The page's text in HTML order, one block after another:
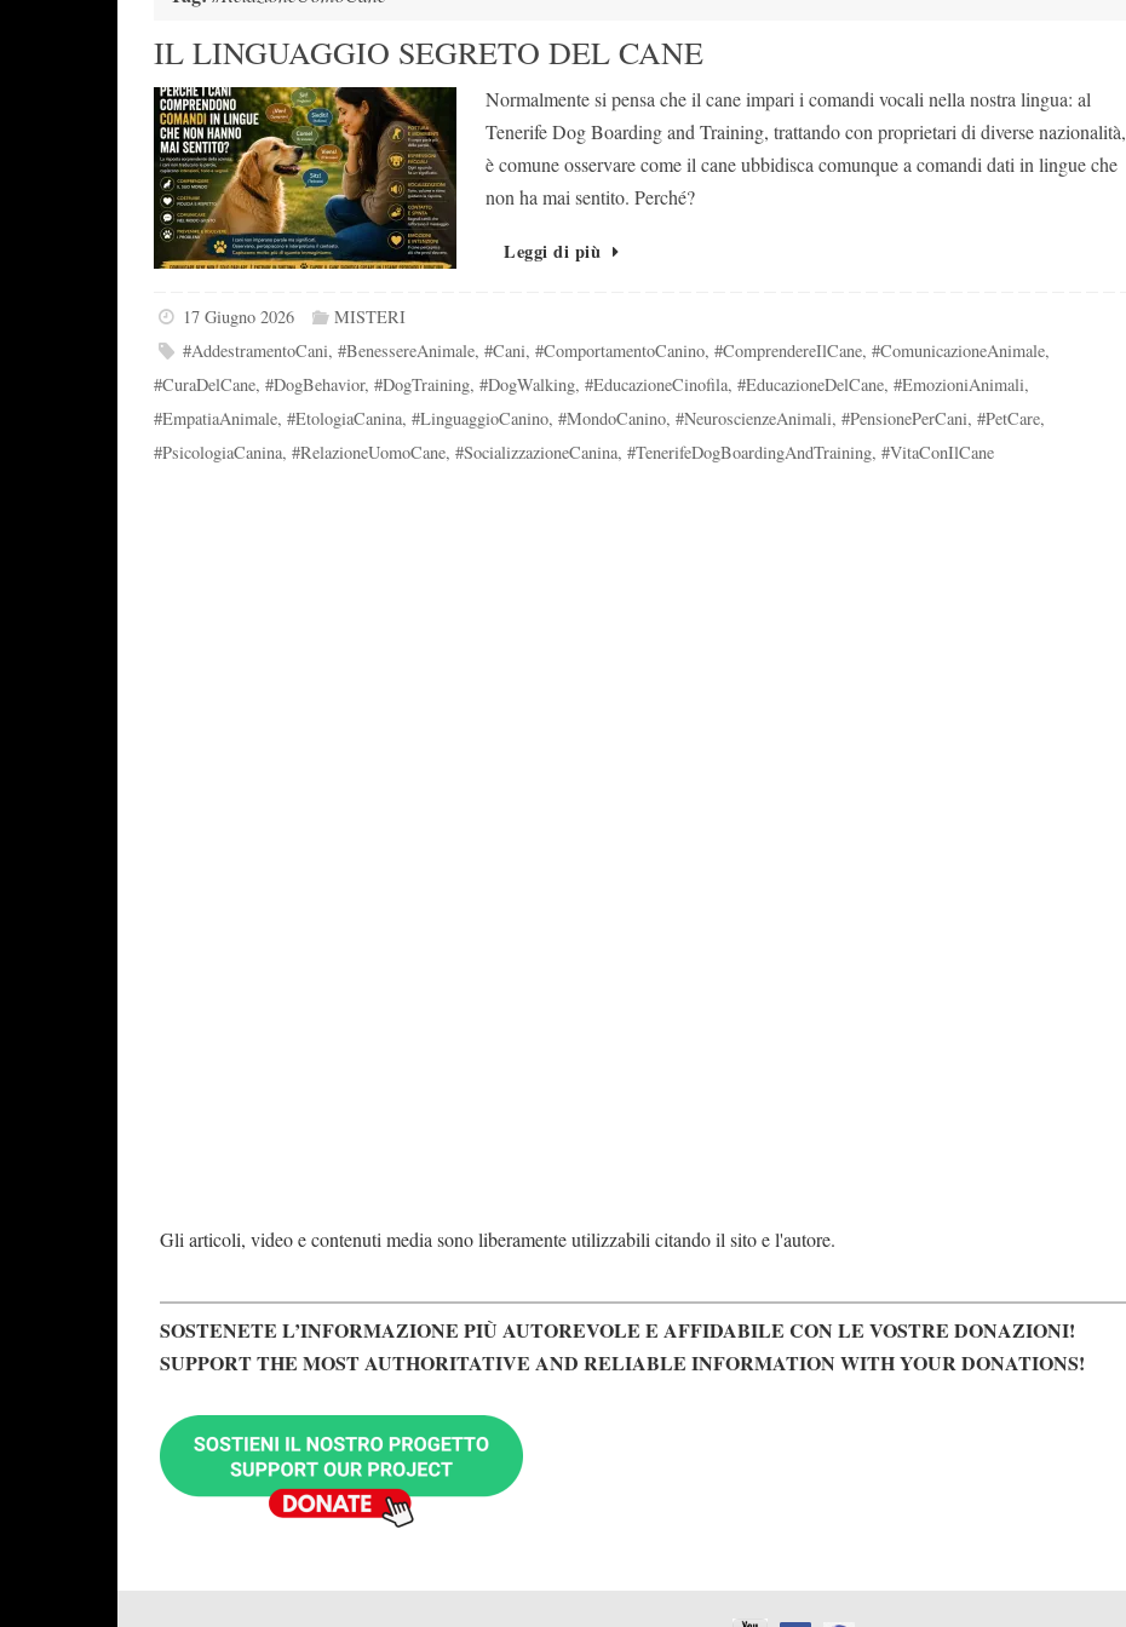
IL LINGUAGGIO SEGRETO DEL CANE
Normalmente si pensa che il cane impari i comandi vocali nella nostra lingua: al
Tenerife Dog Boarding and Training, trattando con proprietari di diverse nazionalità,
è comune osservare come il cane ubbidisca comunque a comandi dati in lingue che
non ha mai sentito. Perché?
Leggi di più
17 Giugno 2026
MISTERI
#AddestramentoCani,#BenessereAnimale,#Cani,#ComportamentoCanino,#ComprendereIlCane,#ComunicazioneAnimale,
#CuraDelCane, #DogBehavior, #DogTraining, #DogWalking, #EducazioneCinofila, #EducazioneDelCane, #EmozioniAnimali,
#EmpatiaAnimale, #EtologiaCanina, #LinguaggioCanino, #MondoCanino, #NeuroscienzeAnimali, #PensionePerCani, #PetCare,
#PsicologiaCanina, #RelazioneUomoCane, #SocializzazioneCanina, #TenerifeDogBoardingAndTraining, #VitaConIlCane
Gli articoli, video e contenuti media sono liberamente utilizzabili citando il sito e l'autore.
SOSTENETE L’INFORMAZIONE PIÙ AUTOREVOLE E AFFIDABILE CON LE VOSTRE DONAZIONI!
SUPPORT THE MOST AUTHORITATIVE AND RELIABLE INFORMATION WITH YOUR DONATIONS!